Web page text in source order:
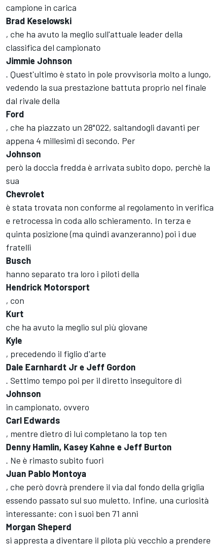
campione in carica
Brad Keselowski
, che ha avuto la meglio sull'attuale leader della
classifica del campionato
Jimmie Johnson
. Quest'ultimo è stato in pole provvisoria molto a lungo,
vedendo la sua prestazione battuta proprio nel finale
dal rivale della
Ford
, che ha piazzato un 28"022, saltandogli davanti per
appena 4 millesimi di secondo. Per
Johnson
però la doccia fredda è arrivata subito dopo, perchè la
sua
Chevrolet
è stata trovata non conforme al regolamento in verifica
e retrocessa in coda allo schieramento. In terza e
quinta posizione (ma quindi avanzeranno) poi i due
fratelli
Busch
hanno separato tra loro i piloti della
Hendrick Motorsport
, con
Kurt
che ha avuto la meglio sul più giovane
Kyle
, precedendo il figlio d'arte
Dale Earnhardt Jr e Jeff Gordon
. Settimo tempo poi per il diretto inseguitore di
Johnson
in campionato, ovvero
Carl Edwards
, mentre dietro di lui completano la top ten
Denny Hamlin, Kasey Kahne e Jeff Burton
. Ne è rimasto subito fuori
Juan Pablo Montoya
, che però dovrà prendere il via dal fondo della griglia
essendo passato sul suo muletto. Infine, una curiosità
interessante: con i suoi ben 71 anni
Morgan Sheperd
si appresta a diventare il pilota più vecchio a prendere